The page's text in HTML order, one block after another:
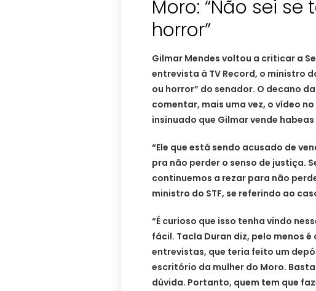
Moro: “Não sei
horror”
Gilmar Mendes voltou a criticar a
entrevista à TV Record, o ministro
ou horror” do senador. O decano
comentar, mais uma vez, o vídeo
insinuado que Gilmar vende
“Ele que está sendo acusado de
pra não perder o senso de justiça.
continuemos a rezar para não
ministro do STF, se referindo ao
“É curioso que isso tenha vindo
fácil. Tacla Duran diz, pelo menos
entrevistas, que teria feito um
escritório da mulher do Moro.
dúvida. Portanto, quem tem que